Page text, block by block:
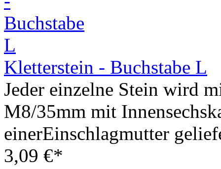
Kletterstein - Buchstabe L
Jeder einzelne Stein wird
M8/35mm mit
einerEinschlagmutter
3,09 €*